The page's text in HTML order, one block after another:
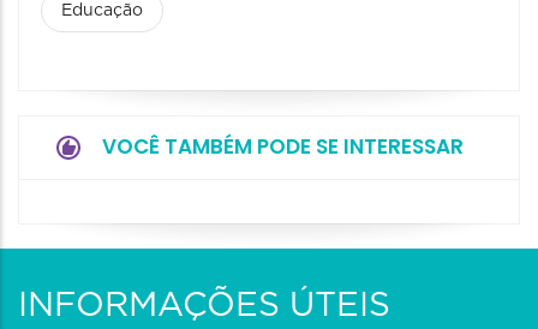
Educação
VOCÊ TAMBÉM PODE SE INTERESSAR
INFORMAÇÕES ÚTEIS